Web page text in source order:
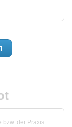
bzw. der Praxis